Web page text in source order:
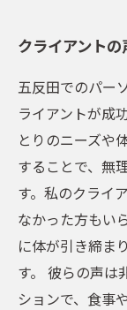
クライアント
五反田でのパー
ライアントが成
とりのニーズや
することで、無
す。私のクライ
なかった方もい
に体が引き締ま
す。 彼らの声は
ションで、食事